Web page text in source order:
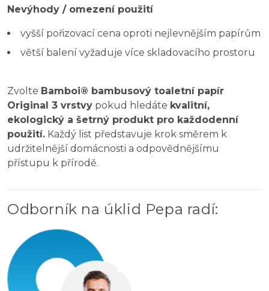
Nevýhody / omezení použití
vyšší pořizovací cena oproti nejlevnějším papírům
větší balení vyžaduje více skladovacího prostoru
Zvolte Bamboi® bambusový toaletní papír
Original 3 vrstvy pokud hledáte kvalitní,
ekologický a šetrný produkt pro každodenní
použití. Každý list představuje krok směrem k
udržitelnější domácnosti a odpovědnějšímu
přístupu k přírodě.
Odborník na úklid Pepa radí: